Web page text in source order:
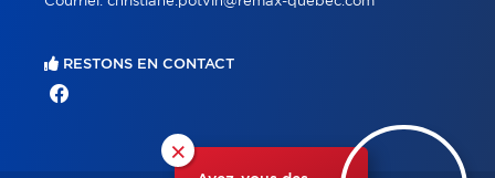
×
RESTONS EN CONTACT